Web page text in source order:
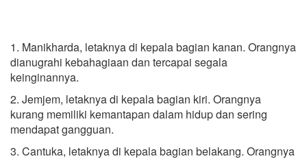
1. Manikharda, letaknya di kepala bagian kanan. Orangnya
dianugrahi kebahagiaan dan tercapai segala
keinginannya.
2. Jemjem, letaknya di kepala bagian kiri. Orangnya
kurang memiliki kemantapan dalam hidup dan sering
mendapat gangguan.
3. Cantuka, letaknya di kepala bagian belakang. Orangnya